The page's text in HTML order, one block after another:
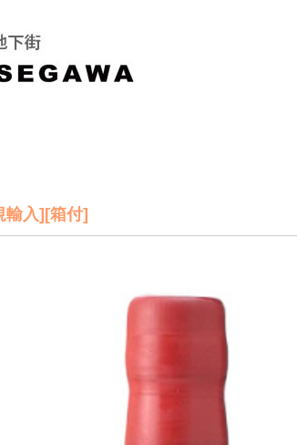
輸入][箱付]